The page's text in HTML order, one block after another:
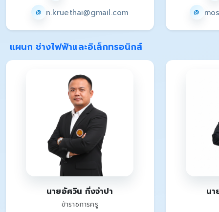
@ n.kruethai@gmail.com
@
แผนก ช่างไฟฟ้าและอิเล็กทรอนิกส์
นายอัศวิน กิ่งจำปา
ข้าราชการครู
น